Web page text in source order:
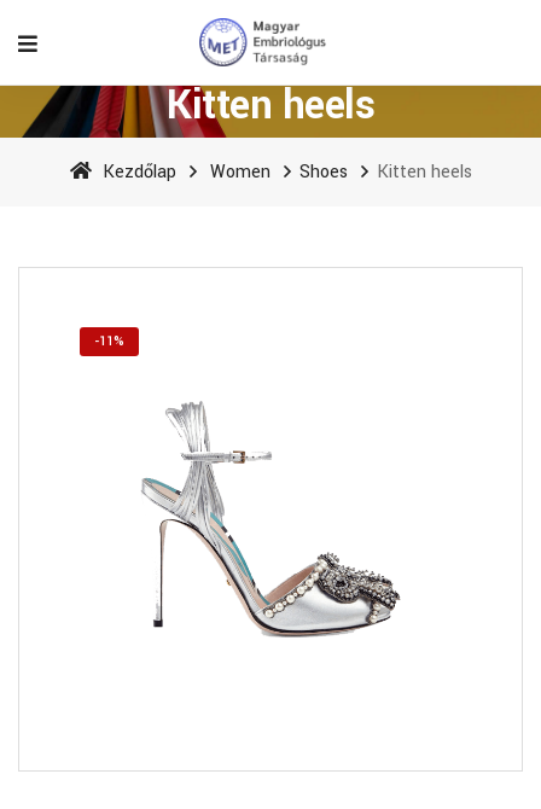
Kitten heels
Kezdőlap Women Shoes Kitten heels
-11%